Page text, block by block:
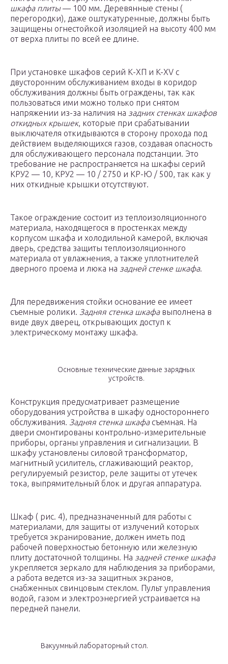
шкафа плиты— 100 мм. Деревянные стены (
перегородки), даже оштукатуренные, должны быть
защищены огнестойкой изоляцией на высоту 400 мм
от верха плиты по всей ее длине.
При установке шкафов серий К-ХП и K-XV с
двусторонним обслуживанием входы в коридор
обслуживания должны быть ограждены, так как
пользоваться ими можно только при снятом
напряжении из-за наличия на задних стенках шкафов
откидных крышек, которые при срабатывании
выключателя откидываются в сторону прохода под
действием выделяющихся газов, создавая опасность
для обслуживающего персонала подстанции. Это
требование не распространяется на шкафы серий
КРУ2 — 10, КРУ2 — 10 / 2750 и КР-Ю / 500, так как у
них откидные крышки отсутствуют.
Такое ограждение состоит из теплоизоляционного
материала, находящегося в простенках между
корпусом шкафа и холодильной камерой, включая
дверь, средства защиты теплоизоляционного
материала от увлажнения, а также уплотнителей
дверного проема и люка на задней стенке шкафа.
Для передвижения стойки основание ее имеет
съемные ролики. Задняя стенка шкафавыполнена в
виде двух дверец, открывающих доступ к
электрическому монтажу шкафа.
Основные технические данные зарядных
устройств.
Конструкция предусматривает размещение
оборудования устройства в шкафу одностороннего
обслуживания. Задняя стенка шкафасъемная. На
двери смонтированы контрольно-измерительные
приборы, органы управления и сигнализации. В
шкафу установлены силовой трансформатор,
магнитный усилитель, сглаживающий реактор,
регулируемый резистор, реле защиты от утечек
тока, выпрямительный блок и другая аппаратура.
Шкаф ( рис. 4), предназначенный для работы с
материалами, для защиты от излучений которых
требуется экранирование, должен иметь под
рабочей поверхностью бетонную или железную
плиту достаточной толщины. На задней стенке шкафа
укрепляется зеркало для наблюдения за приборами,
а работа ведется из-за защитных экранов,
снабженных свинцовым стеклом. Пульт управления
водой, газом и электроэнергией устраивается на
передней панели.
Вакуумный лабораторный стол.